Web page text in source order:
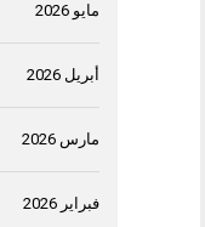
مايو 2026
أبريل 2026
مارس 2026
فبراير 2026